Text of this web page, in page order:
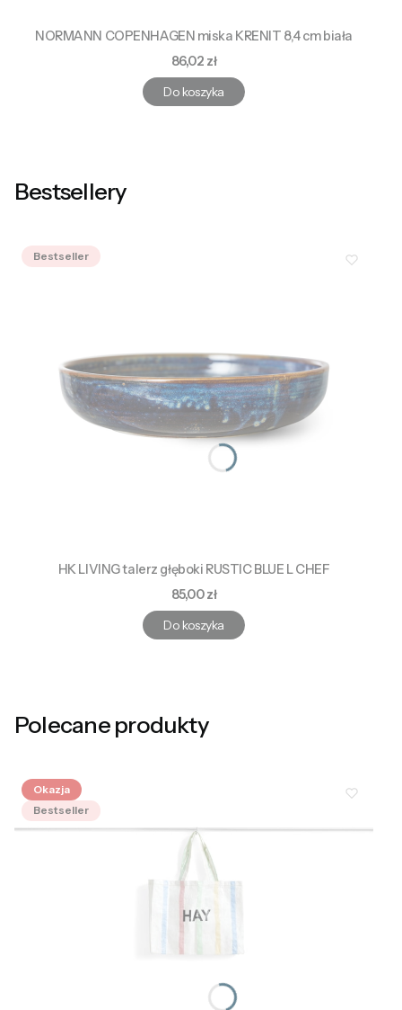
NORMANN COPENHAGEN miska KRENIT 8,4 cm biała
Cena
86,02 zł
Do koszyka
Bestsellery
Bestseller
HK LIVING talerz głęboki RUSTIC BLUE L CHEF
Cena
85,00 zł
Do koszyka
Polecane produkty
Okazja
Bestseller